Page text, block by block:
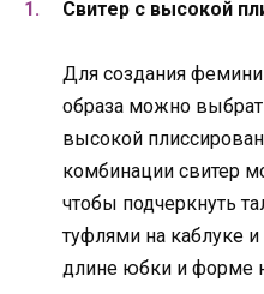
Свитер с высокой
Для создания
образа можно
высокой
комбинации свитер
чтобы подчеркнуть
туфлями на каблуке
длине юбки и форме